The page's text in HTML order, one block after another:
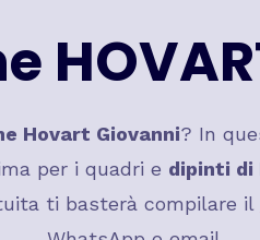
Hovart Giovanni? In
per i quadri e dipinti di
ti basterà compilare il